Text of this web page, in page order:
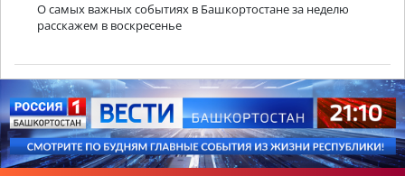
О самых важных событиях в Башкортостане за неделю
расскажем в воскресенье